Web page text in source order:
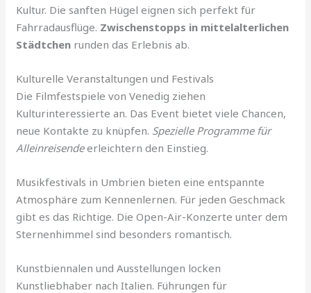
Kultur. Die sanften Hügel eignen sich perfekt für
Fahrradausflüge. Zwischenstopps in mittelalterlichen
Städtchen runden das Erlebnis ab.
Kulturelle Veranstaltungen und Festivals
Die Filmfestspiele von Venedig ziehen
Kulturinteressierte an. Das Event bietet viele Chancen,
neue Kontakte zu knüpfen. Spezielle Programme für
Alleinreisendeerleichtern den Einstieg.
Musikfestivals in Umbrien bieten eine entspannte
Atmosphäre zum Kennenlernen. Für jeden Geschmack
gibt es das Richtige. Die Open-Air-Konzerte unter dem
Sternenhimmel sind besonders romantisch.
Kunstbiennalen und Ausstellungen locken
Kunstliebhaber nach Italien. Führungen für